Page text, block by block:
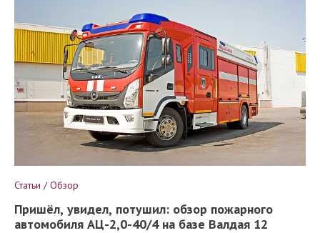
Статьи / Обзор
Пришёл, увидел, потушил: обзор пожарного
автомобиля АЦ-2,0-40/4 на базе Валдая 12